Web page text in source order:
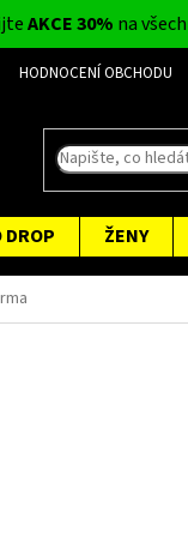
AKCE 30% na
HODNOCENÍ OBCHODU
ŽENY